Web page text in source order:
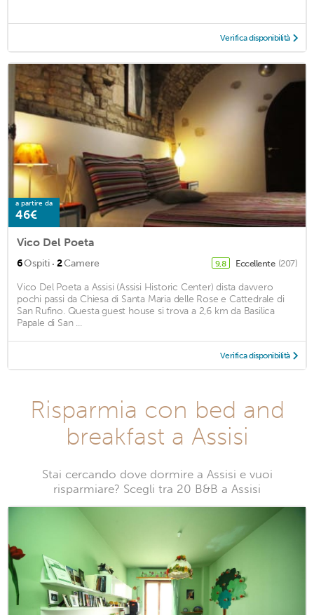
Verifica disponibilità
a partire da
46€
Vico Del Poeta
6Ospiti · 2Camere 9,8 Eccellente (207)
Vico Del Poeta a Assisi (Assisi Historic Center) dista davvero
pochi passi da Chiesa di Santa Maria delle Rose e Cattedrale di
San Rufino. Questa guest house si trova a 2,6 km da Basilica
Papale di San ...
Verifica disponibilità
Risparmia con bed and
breakfast a Assisi
Stai cercando dove dormire a Assisi e vuoi
risparmiare? Scegli tra 20 B&B a Assisi